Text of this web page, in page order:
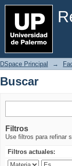
Buscar
DSpace Principal →
Buscar
Filtros
Use filtros para refinar
Filtros actuales: